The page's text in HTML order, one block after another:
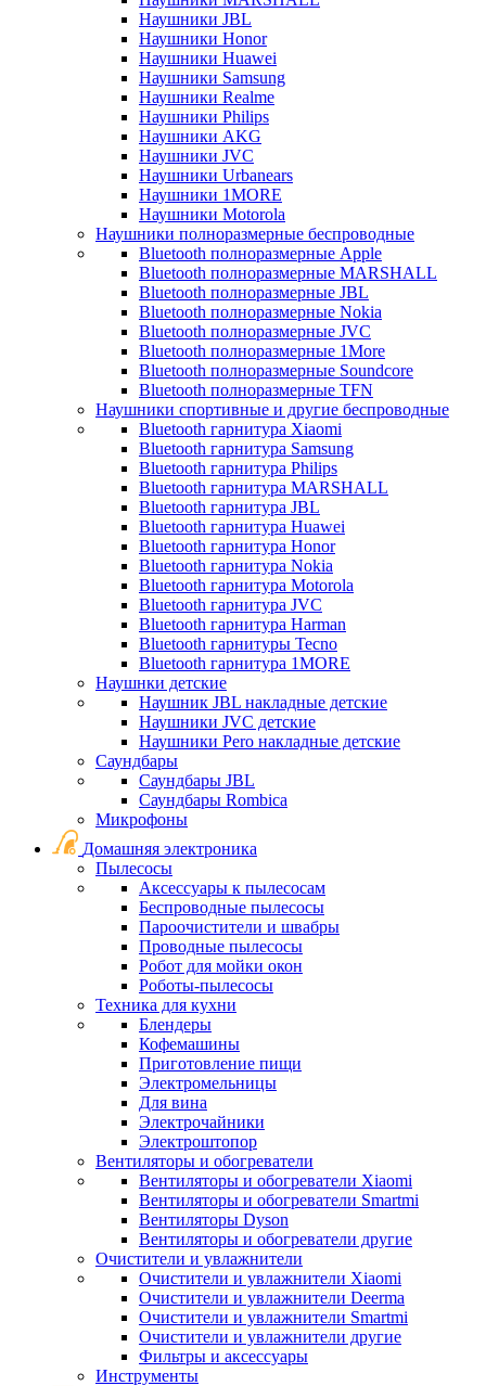
Наушники JBL
Наушники Honor
Наушники Huawei
Наушники Samsung
Наушники Realme
Наушники Philips
Наушники AKG
Наушники JVC
Наушники Urbanears
Наушники 1MORE
Наушники Motorola
Наушники полноразмерные беспроводные
Bluetooth полноразмерные Apple
Bluetooth полноразмерные MARSHALL
Bluetooth полноразмерные JBL
Bluetooth полноразмерные Nokia
Bluetooth полноразмерные JVC
Bluetooth полноразмерные 1More
Bluetooth полноразмерные Soundcore
Bluetooth полноразмерные TFN
Наушники спортивные и другие беспроводные
Bluetooth гарнитура Xiaomi
Bluetooth гарнитура Samsung
Bluetooth гарнитура Philips
Bluetooth гарнитура MARSHALL
Bluetooth гарнитура JBL
Bluetooth гарнитура Huawei
Bluetooth гарнитура Honor
Bluetooth гарнитура Nokia
Bluetooth гарнитура Motorola
Bluetooth гарнитура JVC
Bluetooth гарнитура Harman
Bluetooth гарнитуры Tecno
Bluetooth гарнитура 1MORE
Наушнки детские
Наушник JBL накладные детские
Наушники JVC детские
Наушники Pero накладные детские
Саундбары
Саундбары JBL
Саундбары Rombica
Микрофоны
Домашняя электроника
Пылесосы
Аксессуары к пылесосам
Беспроводные пылесосы
Пароочистители и швабры
Проводные пылесосы
Робот для мойки окон
Роботы-пылесосы
Техника для кухни
Блендеры
Кофемашины
Приготовление пищи
Электромельницы
Для вина
Электрочайники
Электроштопор
Вентиляторы и обогреватели
Вентиляторы и обогреватели Xiaomi
Вентиляторы и обогреватели Smartmi
Вентиляторы Dyson
Вентиляторы и обогреватели другие
Очистители и увлажнители
Очистители и увлажнители Xiaomi
Очистители и увлажнители Deerma
Очистители и увлажнители Smartmi
Очистители и увлажнители другие
Фильтры и аксессуары
Инструменты